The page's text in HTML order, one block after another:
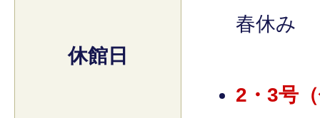
休館日
春休み
2・3号